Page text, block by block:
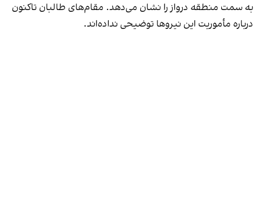
به سمت منطقه درواز را نشان می‌دهد. مقام‌های طالبان تاکنون
درباره مأموریت این نیروها توضیحی نداده‌اند.